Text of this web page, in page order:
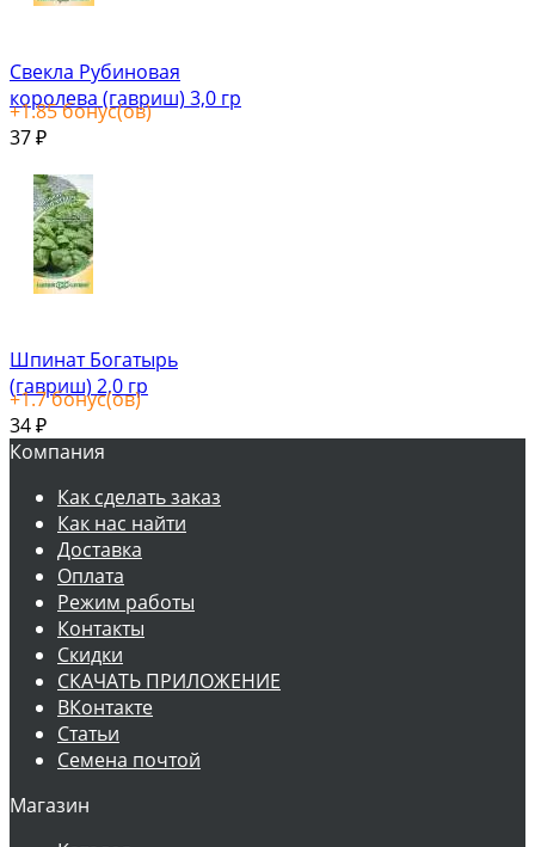
Свекла Рубиновая
королева (гавриш) 3,0 гр
+1.85бонус(ов)
37 ₽
Шпинат Богатырь
(гавриш) 2,0 гр
+1.7бонус(ов)
34 ₽
Компания
Как сделать заказ
Как нас найти
Доставка
Оплата
Режим работы
Контакты
Скидки
СКАЧАТЬ ПРИЛОЖЕНИЕ
ВКонтакте
Статьи
Семена почтой
Магазин